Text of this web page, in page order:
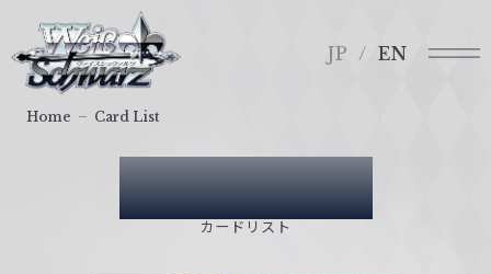
ァ
イ
JP EN
Card List
カードリスト
Home Card List